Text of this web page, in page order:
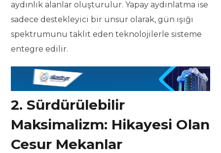
aydınlık alanlar oluşturulur. Yapay aydınlatma ise
sadece destekleyici bir unsur olarak, gün ışığı
spektrumunu taklit eden teknolojilerle sisteme
entegre edilir.
2. Sürdürülebilir
Maksimalizm: Hikayesi Olan
Cesur Mekanlar